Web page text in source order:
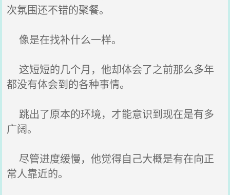
次氛围还不错的聚餐。
像是在找补什么一样。
这短短的几个月，他却体会了之前那么多年
都没有体会到的各种事情。
跳出了原本的环境，才能意识到现在是有多
广阔。
尽管进度缓慢，他觉得自己大概是有在向正
常人靠近的。